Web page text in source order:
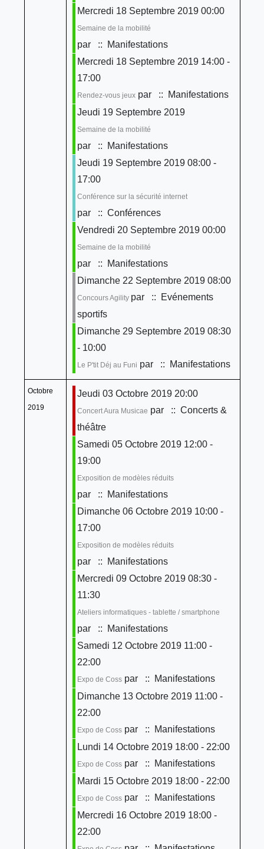
Mercredi 18 Septembre 2019 00:00
Semaine de la mobilité
par
:: Manifestations
Mercredi 18 Septembre 2019 14:00 -
17:00
Rendez-vous jeuxpar
:: Manifestations
Jeudi 19 Septembre 2019
Semaine de la mobilité
par
:: Manifestations
Jeudi 19 Septembre 2019 08:00 -
17:00
Conférence sur la sécurité internet
par
:: Conférences
Vendredi 20 Septembre 2019 00:00
Semaine de la mobilité
par
:: Manifestations
Dimanche 22 Septembre 2019 08:00
Concours Agility par
:: Evénements
sportifs
Dimanche 29 Septembre 2019 08:30
- 10:00
Le P'tit Déj au Funi par :: Manifestations
Octobre
2019
Jeudi 03 Octobre 2019 20:00
Concert Aura Musicae par
:: Concerts &
théâtre
Samedi 05 Octobre 2019 12:00 -
19:00
Exposition de modèles réduits
par
:: Manifestations
Dimanche 06 Octobre 2019 10:00 -
17:00
Exposition de modèles réduits
par
:: Manifestations
Mercredi 09 Octobre 2019 08:30 -
11:30
Ateliers informatiques - tablette / smartphone
par
:: Manifestations
Samedi 12 Octobre 2019 11:00 -
22:00
Expo de Cosspar
:: Manifestations
Dimanche 13 Octobre 2019 11:00 -
22:00
Expo de Cosspar
:: Manifestations
Lundi 14 Octobre 2019 18:00 - 22:00
Expo de Cosspar
:: Manifestations
Mardi 15 Octobre 2019 18:00 - 22:00
Expo de Cosspar
:: Manifestations
Mercredi 16 Octobre 2019 18:00 -
22:00